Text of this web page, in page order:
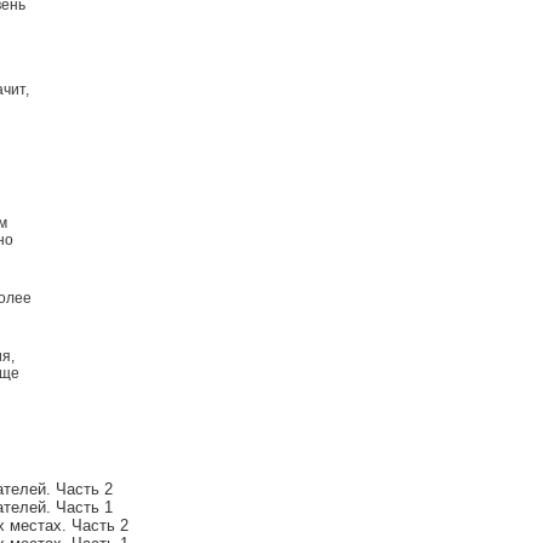
Часть 2
Часть 1
местах. Часть 2